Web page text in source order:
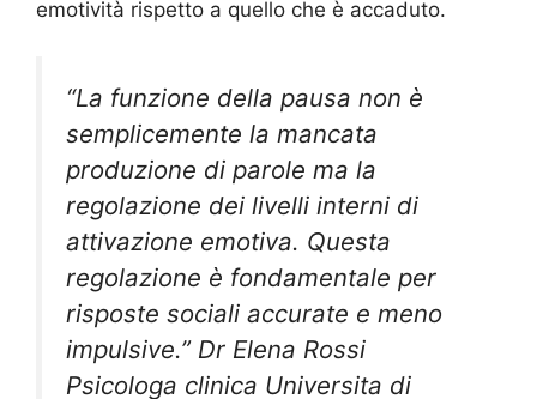
emotività rispetto a quello che è accaduto.
“La funzione della pausa non è
semplicemente la mancata
produzione di parole ma la
regolazione dei livelli interni di
attivazione emotiva. Questa
regolazione è fondamentale per
risposte sociali accurate e meno
impulsive.” Dr Elena Rossi
Psicologa clinica Universita di